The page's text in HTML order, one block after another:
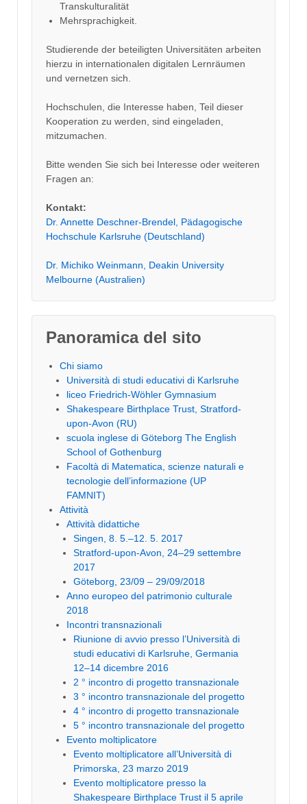
Transkulturalität
Mehrsprachigkeit.
Studierende der beteiligten Universitäten arbeiten
hierzu in internationalen digitalen Lernräumen
und vernetzen sich.
Hochschulen, die Interesse haben, Teil dieser
Kooperation zu werden, sind eingeladen,
mitzumachen.
Bitte wenden Sie sich bei Interesse oder weiteren
Fragen an:
Kontakt:
Dr. Annette Deschner-Brendel, Pädagogische
Hochschule Karlsruhe (Deutschland)
Dr. Michiko Weinmann, Deakin University
Melbourne (Australien)
Panoramica del sito
Chi siamo
Università di studi educativi di Karlsruhe
liceo Friedrich-Wöhler Gymnasium
Shakespeare Birthplace Trust, Stratford-
upon-Avon (RU)
scuola inglese di Göteborg The English
School of Gothenburg
Facoltà di Matematica, scienze naturali e
tecnologie dell’informazione (UP
FAMNIT)
Attività
Attività didattiche
Singen, 8. 5.–12. 5. 2017
Stratford-upon-Avon, 24–29 settembre
2017
Göteborg, 23/09 – 29/09/2018
Anno europeo del patrimonio culturale
2018
Incontri transnazionali
Riunione di avvio presso l’Università di
studi educativi di Karlsruhe, Germania
12–14 dicembre 2016
2 ° incontro di progetto transnazionale
3 ° incontro transnazionale del progetto
4 ° incontro di progetto transnazionale
5 ° incontro transnazionale del progetto
Evento moltiplicatore
Evento moltiplicatore all’Università di
Primorska, 23 marzo 2019
Evento moltiplicatore presso la
Shakespeare Birthplace Trust il 5 aprile